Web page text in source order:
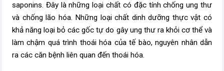
saponins. Đây là những loại chất có đặc tính chống ung thư
và chống lão hóa. Những loại chất dinh dưỡng thực vật có
khả năng loại bỏ các gốc tự do gây ung thư ra khỏi cơ thể và
làm chậm quá trình thoái hóa của tế bào, nguyên nhân dẫn
ra các căn bệnh liên quan đến thoái hóa.